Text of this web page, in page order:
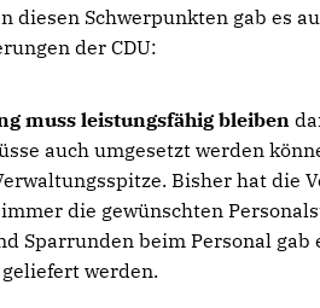
diesen Schwerpunkten gab es
der CDU:
muss leistungsfähig bleiben
auch umgesetzt werden
Bisher hat die
die gewünschten
Sparrunden beim Personal gab
werden.